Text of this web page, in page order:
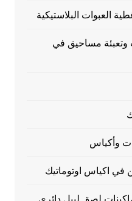
العبوات البلاستيكية
وتعبئة مساحيق في
وأكياس
في اكياس اوتوماتيك
لصق ليبل دائرى